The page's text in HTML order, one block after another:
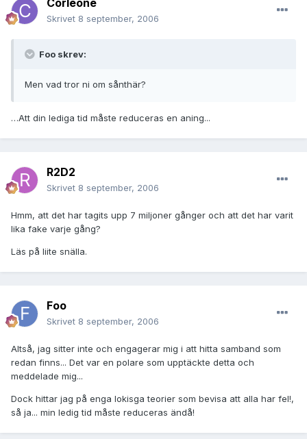
Corleone
Skrivet 8 september, 2006
Foo skrev:
Men vad tror ni om sånthär?
…Att din lediga tid måste reduceras en aning...
R2D2
Skrivet 8 september, 2006
Hmm, att det har tagits upp 7 miljoner gånger och att det har varit
lika fake varje gång?
Läs på liite snälla.
Foo
Skrivet 8 september, 2006
Altså, jag sitter inte och engagerar mig i att hitta samband som
redan finns... Det var en polare som upptäckte detta och
meddelade mig...
Dock hittar jag på enga lokisga teorier som bevisa att alla har fel!,
så ja... min ledig tid måste reduceras ändå!